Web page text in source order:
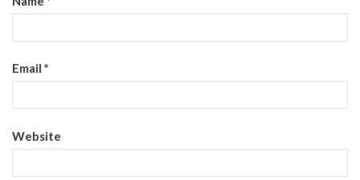
Email *
Website